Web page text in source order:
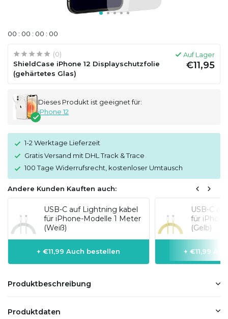
00 : 00 : 00 : 00
(0)
ShieldCase iPhone 12 Displayschutzfolie
(gehärtetes Glas)
Auf Lager
€11,95
Dieses Produkt ist geeignet für:
iPhone 12
1-2 Werktage Lieferzeit
Gratis Versand mit DHL Track & Trace
100 Tage Widerrufsrecht, kostenloser Umtausch
Andere Kunden Kauften auch:
USB-C auf Lightning kabel
für iPhone-Modelle 1 Meter
(Weiß)
+ €11,99 Auch bestellen
USB-C
für
(Gelb)
+ €11,99
Produktbeschreibung
Produktdaten